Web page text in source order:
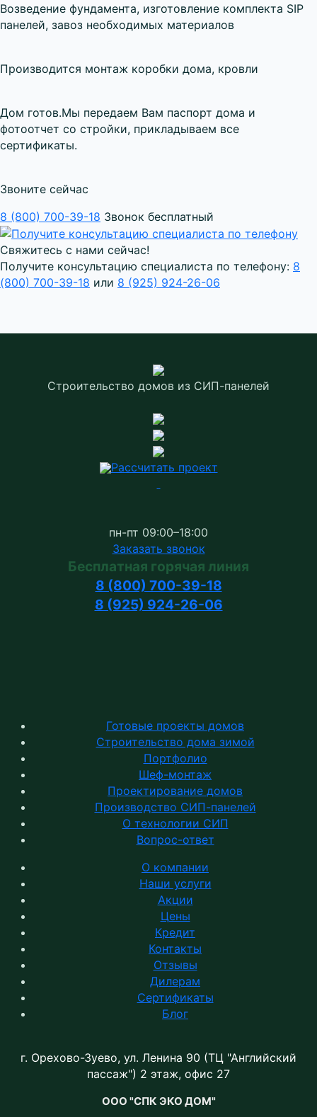
Возведение фундамента, изготовление комплекта SIP
панелей, завоз необходимых материалов
Производится монтаж коробки дома, кровли
Дом готов.Мы передаем Вам паспорт дома и
фотоотчет со стройки, прикладываем все
сертификаты.
Звоните сейчас
8 (800) 700-39-18 Звонок бесплатный
Свяжитесь с нами сейчас!
Получите консультацию специалиста по телефону: 8
(800) 700-39-18 или 8 (925) 924-26-06
Строительство домов из СИП-панелей
Рассчитать проект
пн-пт 09:00–18:00
Заказать звонок
Бесплатная горячая линия
8 (800) 700-39-18
8 (925) 924-26-06
Готовые проекты домов
Строительство дома зимой
Портфолио
Шеф-монтаж
Проектирование домов
Производство СИП-панелей
О технологии СИП
Вопрос-ответ
О компании
Наши услуги
Акции
Цены
Кредит
Контакты
Отзывы
Дилерам
Сертификаты
Блог
г. Орехово-Зуево, ул. Ленина 90 (ТЦ "Английский
пассаж") 2 этаж, офис 27
ООО "СПК ЭКО ДОМ"